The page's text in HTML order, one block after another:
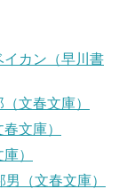
イカン（早川書
文春文庫）
文庫）
）
（文春文庫）